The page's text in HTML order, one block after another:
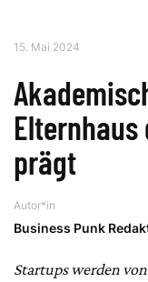
15. Mai 2024
prägt
Autor*in
Business Punk
Startups werden